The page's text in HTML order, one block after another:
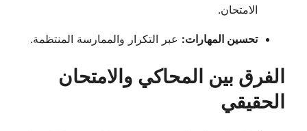
الامتحان.
تحسين المهارات: عبر التكرار والممارسة المنتظمة.
الفرق بين المحاكي والامتحان
الحقيقي